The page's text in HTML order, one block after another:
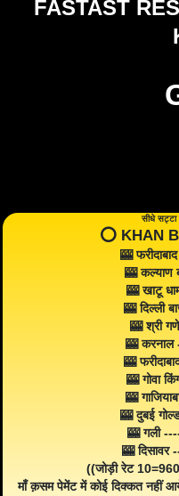
FASTAST
सीधे सट्टा
⭕️ KHAN
🎰
🎰 कल्याण
🎰 खाटू
🎰 दिल्ली
🎰 श्री
🎰
🎰
🎰 गोवा
🎰
🎰 दुबई
🎰 गली
🎰
((जोड़ी रेट
माँ क़सम पेमेंट में कोई दिक्कत नहीं